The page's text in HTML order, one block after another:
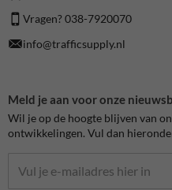
Vragen? 038-7920070
info@trafficsupply.nl
Meld je aan voor onze
Wil je op de hoogte blijven van
ontwikkelingen. Vul dan